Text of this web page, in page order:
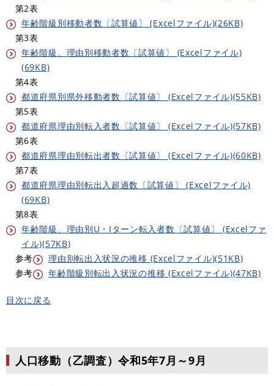
第2表
年齢階級別移動者数〔試算値〕 (Excelファイル)(26KB)
第3表
年齢階級、理由別移動者数〔試算値〕 (Excelファイル)
(69KB)
第4表
都道府県別県外移動者数〔試算値〕 (Excelファイル)(55KB)
第5表
都道府県理由別転入者数〔試算値〕 (Excelファイル)(57KB)
第6表
都道府県理由別転出者数〔試算値〕 (Excelファイル)(60KB)
第7表
都道府県理由別転出入超過数〔試算値〕 (Excelファイル)
(69KB)
第8表
年齢階級、理由別U・Iターン転入者数〔試算値〕 (Excelファ
イル)(57KB)
参考
理由別転出入状況の推移 (Excelファイル)(51KB)
参考
年齢階級別転出入状況の推移 (Excelファイル)(47KB)
目次に戻る
人口移動（乙調査）令和5年7月～9月